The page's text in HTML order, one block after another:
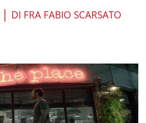
| DI FRA FABIO SCARSATO